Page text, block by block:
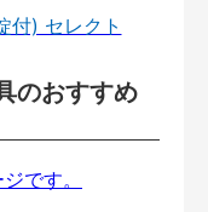
付) セレクト
のおすすめ